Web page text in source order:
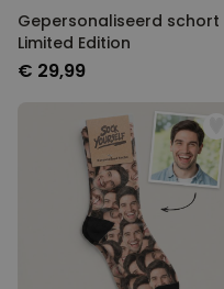
Gepersonaliseerd schort
Limited Edition
€ 29,99